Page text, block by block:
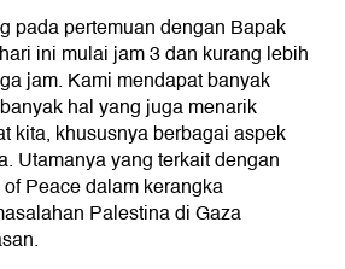
pada pertemuan dengan Bapak
ini mulai jam 3 dan kurang lebih
jam. Kami mendapat banyak
hal yang juga menarik
kita, khususnya berbagai aspek
Utamanya yang terkait dengan
Peace dalam kerangka
Palestina di Gaza